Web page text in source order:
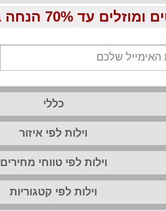
במייל, הירשמו עכשיו בחינם:
כללי
וילות לפי איזור
וילות לפי טווחי מחירים
וילות לפי קטגוריות